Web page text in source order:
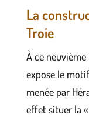
La
Troie
À ce
expose le
menée par
effet situer la